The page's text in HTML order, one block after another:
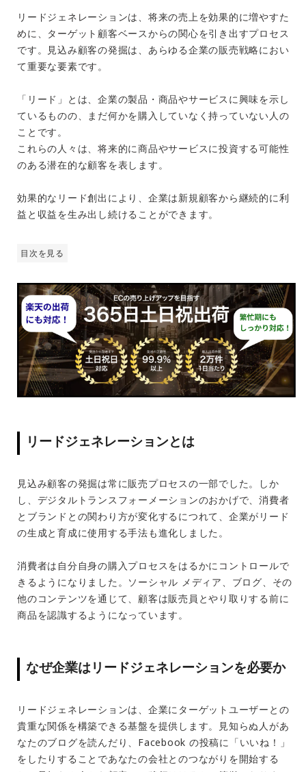
リードジェネレーションは、将来の売上を効果的に増やすた
めに、ターゲット顧客ベースからの関心を引き出すプロセス
です。見込み顧客の発掘は、あらゆる企業の販売戦略におい
て重要な要素です。
「リード」とは、企業の製品・商品やサービスに興味を示し
ているものの、まだ何かを購入していなく持っていない人の
ことです。
これらの人々は、将来的に商品やサービスに投資する可能性
のある潜在的な顧客を表します。
効果的なリード創出により、企業は新規顧客から継続的に利
益と収益を生み出し続けることができます。
目次を見る
リードジェネレーションとは
見込み顧客の発掘は常に販売プロセスの一部でした。しか
し、デジタルトランスフォーメーションのおかげで、消費者
とブランドとの関わり方が変化するにつれて、企業がリード
の生成と育成に使用する手法も進化しました。
消費者は自分自身の購入プロセスをはるかにコントロールで
きるようになりました。ソーシャル メディア、ブログ、その
他のコンテンツを通じて、顧客は販売員とやり取りする前に
商品を認識するようになっています。
なぜ企業はリードジェネレーションを必要か
リードジェネレーションは、企業にターゲットユーザーとの
貴重な関係を構築できる基盤を提供します。見知らぬ人があ
なたのブログを読んだり、Facebook の投稿に「いいね！」
をしたりすることであなたの会社とのつながりを開始する